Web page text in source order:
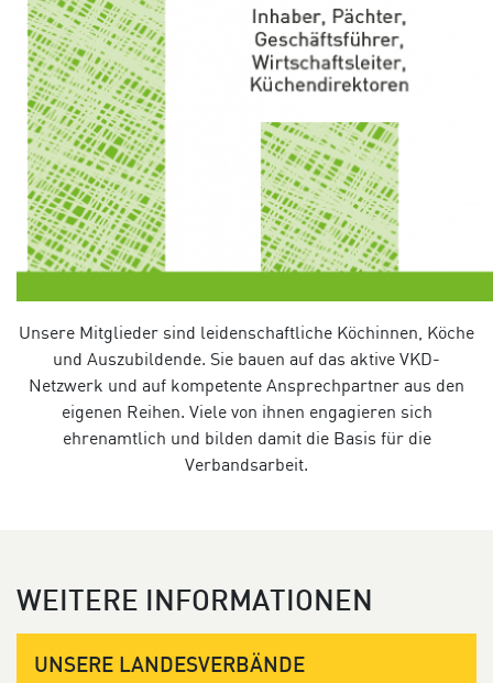
Unsere Mitglieder sind leidenschaftliche Köchinnen, Köche
und Auszubildende. Sie bauen auf das aktive VKD-
Netzwerk und auf kompetente Ansprechpartner aus den
eigenen Reihen. Viele von ihnen engagieren sich
ehrenamtlich und bilden damit die Basis für die
Verbandsarbeit.
WEITERE INFORMATIONEN
UNSERE LANDESVERBÄNDE